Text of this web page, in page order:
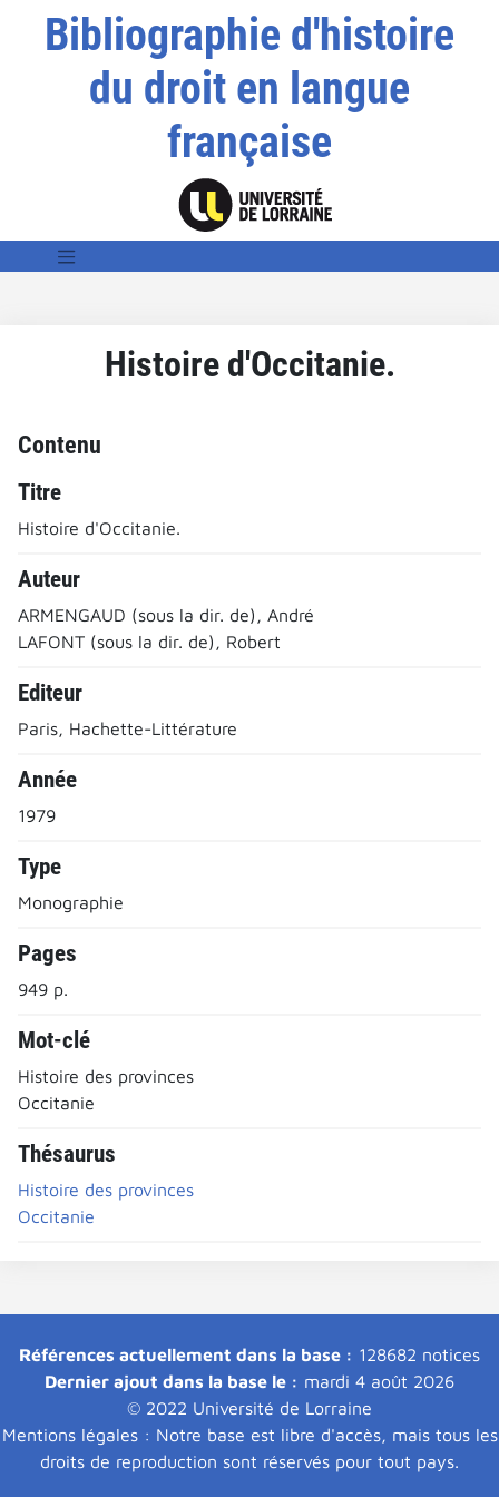
Bibliographie d'histoire
du droit en langue
française
Histoire d'Occitanie.
Contenu
Titre
Histoire d'Occitanie.
Auteur
ARMENGAUD (sous la dir. de), André
LAFONT (sous la dir. de), Robert
Editeur
Paris, Hachette-Littérature
Année
1979
Type
Monographie
Pages
949 p.
Mot-clé
Histoire des provinces
Occitanie
Thésaurus
Histoire des provinces
Occitanie
Références actuellement dans la base : 128682 notices
Dernier ajout dans la base le : mardi 4 août 2026
© 2022 Université de Lorraine
Mentions légales : Notre base est libre d'accès, mais tous les
droits de reproduction sont réservés pour tout pays.